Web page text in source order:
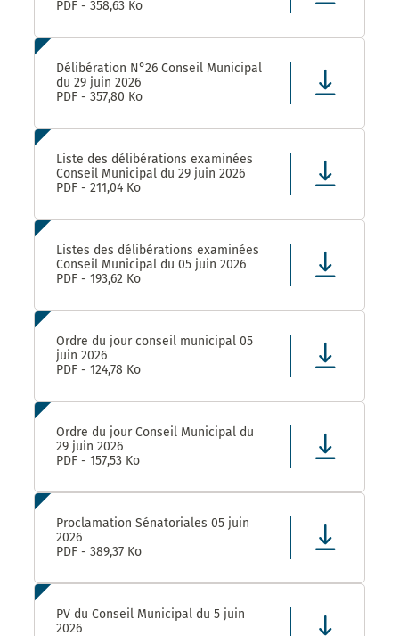
PDF - 358,63 Ko
Délibération N°26 Conseil Municipal
du 29 juin 2026
PDF - 357,80 Ko
Liste des délibérations examinées
Conseil Municipal du 29 juin 2026
PDF - 211,04 Ko
Listes des délibérations examinées
Conseil Municipal du 05 juin 2026
PDF - 193,62 Ko
Ordre du jour conseil municipal 05
juin 2026
PDF - 124,78 Ko
Ordre du jour Conseil Municipal du
29 juin 2026
PDF - 157,53 Ko
Proclamation Sénatoriales 05 juin
2026
PDF - 389,37 Ko
PV du Conseil Municipal du 5 juin
2026